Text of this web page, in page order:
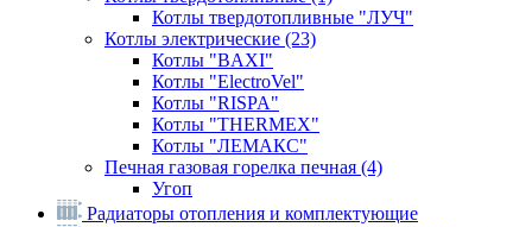
Котлы твердотопливные "ЛУЧ"
Котлы электрические (23)
Котлы "BAXI"
Котлы "ElectroVel"
Котлы "RISPA"
Котлы "THERMEX"
Котлы "ЛЕМАКС"
Печная газовая горелка печная (4)
Угоп
Радиаторы отопления и комплектующие